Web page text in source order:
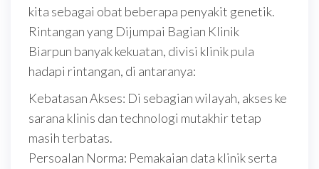
kita sebagai obat beberapa penyakit genetik.
Rintangan yang Dijumpai Bagian Klinik
Biarpun banyak kekuatan, divisi klinik pula
hadapi rintangan, di antaranya:
Kebatasan Akses: Di sebagian wilayah, akses ke
sarana klinis dan technologi mutakhir tetap
masih terbatas.
Persoalan Norma: Pemakaian data klinik serta